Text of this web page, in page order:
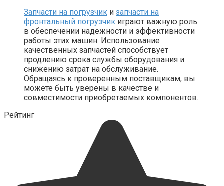
Запчасти на погрузчик и запчасти на
фронтальный погрузчик играют важную роль
в обеспечении надежности и эффективности
работы этих машин. Использование
качественных запчастей способствует
продлению срока службы оборудования и
снижению затрат на обслуживание.
Обращаясь к проверенным поставщикам, вы
можете быть уверены в качестве и
совместимости приобретаемых компонентов.
Рейтинг